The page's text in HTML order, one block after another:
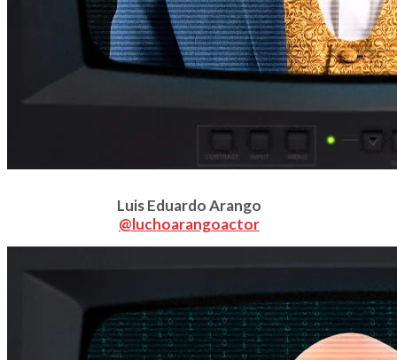
Luis Eduardo Arango
@luchoarangoactor